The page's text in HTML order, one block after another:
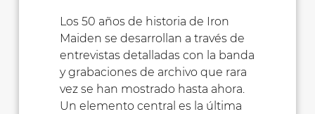
Los 50 años de historia de Iron
Maiden se desarrollan a través de
entrevistas detalladas con la banda
y grabaciones de archivo que rara
vez se han mostrado hasta ahora.
Un elemento central es la última